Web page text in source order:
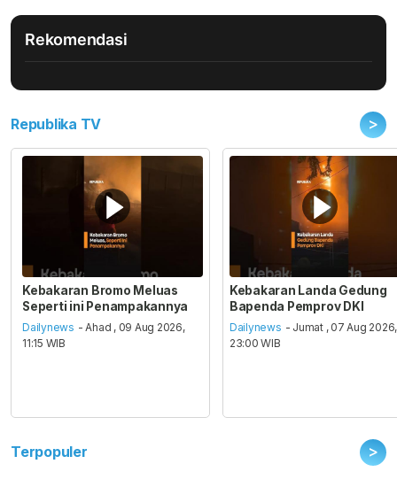
Rekomendasi
Republika TV >
Kebakaran Bromo Meluas
Seperti ini Penampakannya
Dailynews - Ahad , 09 Aug 2026,
11:15 WIB
Kebakaran Landa Gedung
Bapenda Pemprov DKI
Dailynews - Jumat , 07 Aug 2026,
23:00 WIB
Terpopuler >